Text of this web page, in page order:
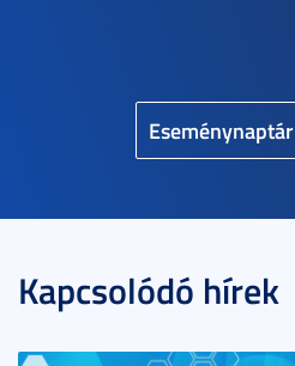
Eseménynaptár
Kapcsolódó hírek